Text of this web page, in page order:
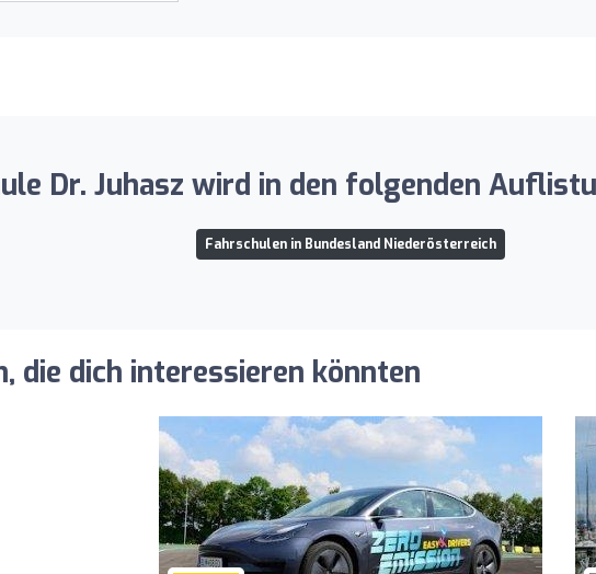
Dr. Juhasz wird in den folgenden
Fahrschulen in Bundesland Niederösterreich
die dich interessieren könnten